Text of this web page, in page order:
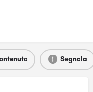
Segnala